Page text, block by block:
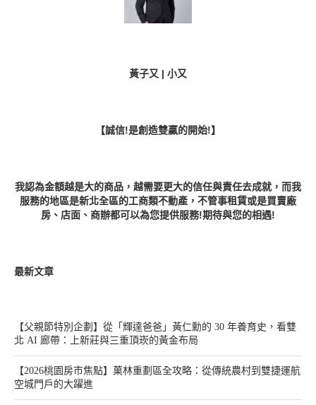
黃子又 | 小又
【誠信!是創造雙贏的開始!】
我認為金額越是大的商品，越需要更大的信任與責任去成就，而我
服務的地區是新北全區的工商類不動產，不管事租賃或是買賣廠
房、店面、商辦都可以為您提供服務!期待與您的相遇!
最新文章
【父親節特別企劃】從「輝達爸爸」黃仁勳的 30 年養育史，看雙
北 AI 廊帶：上新莊與三重頂崁的黃金布局
【2026桃園房市焦點】菓林重劃區全攻略：從傳統農村到雙捷運航
空城門戶的大躍進